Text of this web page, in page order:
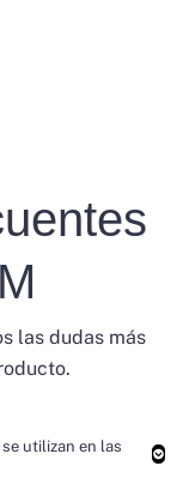
las dudas más
utilizan en las